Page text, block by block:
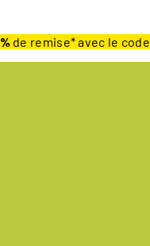
%de remise* avec le code